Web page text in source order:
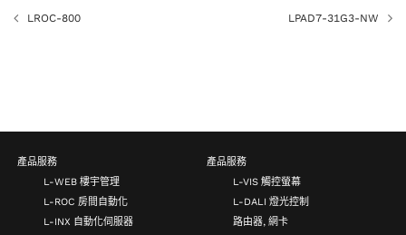
LROC-800 LPAD7-31G3-NW
產品服務
L-WEB 樓宇管理
L-ROC 房間自動化
L-INX 自動化伺服器
產品服務
L-VIS 觸控螢幕
L-DALI 燈光控制
路由器, 網卡